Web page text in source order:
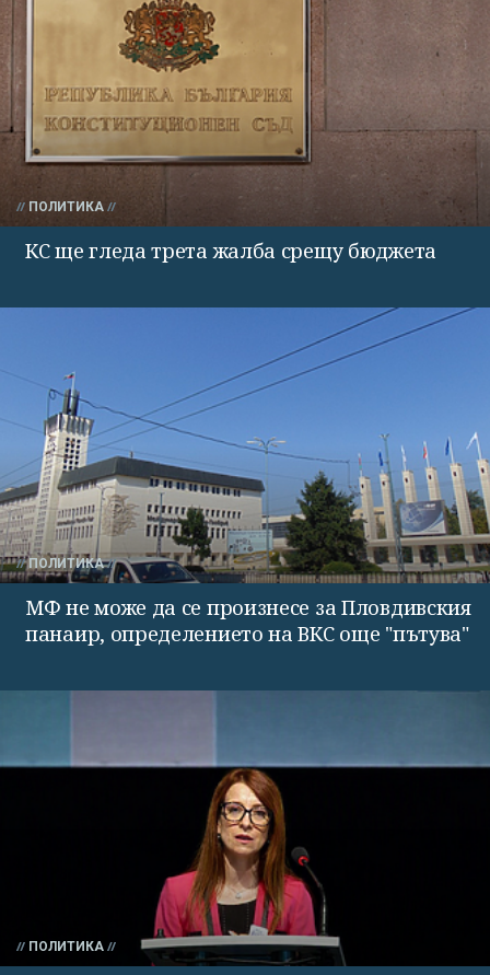
ПОЛИТИКА
КС ще гледа трета жалба срещу бюджета
ПОЛИТИКА
МФ не може да се произнесе за Пловдивския
панаир, определението на ВКС още "пътува"
ПОЛИТИКА